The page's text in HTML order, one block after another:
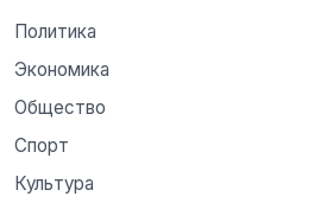
Политика
Экономика
Общество
Спорт
Культура